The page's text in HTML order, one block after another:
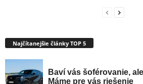
Najčítanejšie články TOP 5